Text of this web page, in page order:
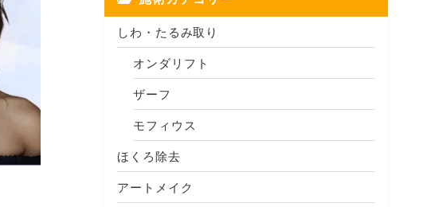
しわ・たるみ取り
オンダリフト
ザーフ
モフィウス
ほくろ除去
アートメイク